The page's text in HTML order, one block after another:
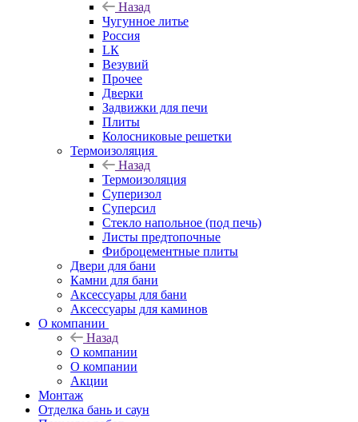
Назад
Чугунное литье
Россия
LК
Везувий
Прочее
Дверки
Задвижки для печи
Плиты
Колосниковые решетки
Термоизоляция
Назад
Термоизоляция
Суперизол
Суперсил
Стекло напольное (под печь)
Листы предтопочные
Фиброцементные плиты
Двери для бани
Камни для бани
Аксессуары для бани
Аксессуары для каминов
О компании
Назад
О компании
О компании
Акции
Монтаж
Отделка бань и саун